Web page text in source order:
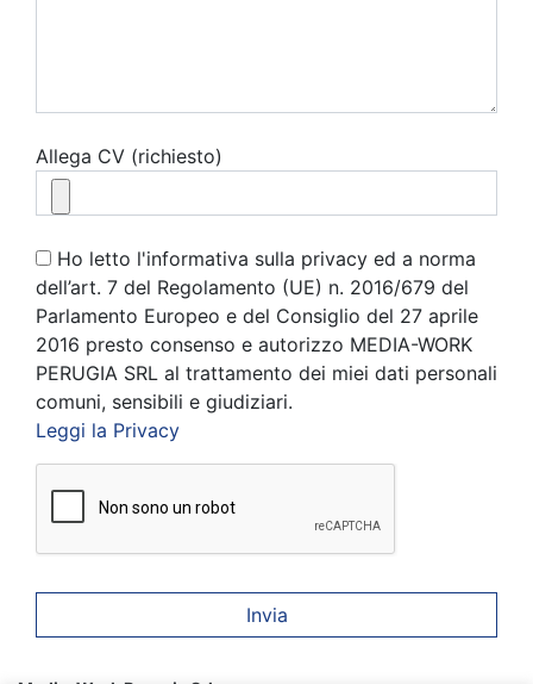
Allega CV (richiesto)
Ho letto l'informativa sulla privacy ed a norma
dell’art. 7 del Regolamento (UE) n. 2016/679 del
Parlamento Europeo e del Consiglio del 27 aprile
2016 presto consenso e autorizzo MEDIA-WORK
PERUGIA SRL al trattamento dei miei dati personali
comuni, sensibili e giudiziari.
Leggi la Privacy